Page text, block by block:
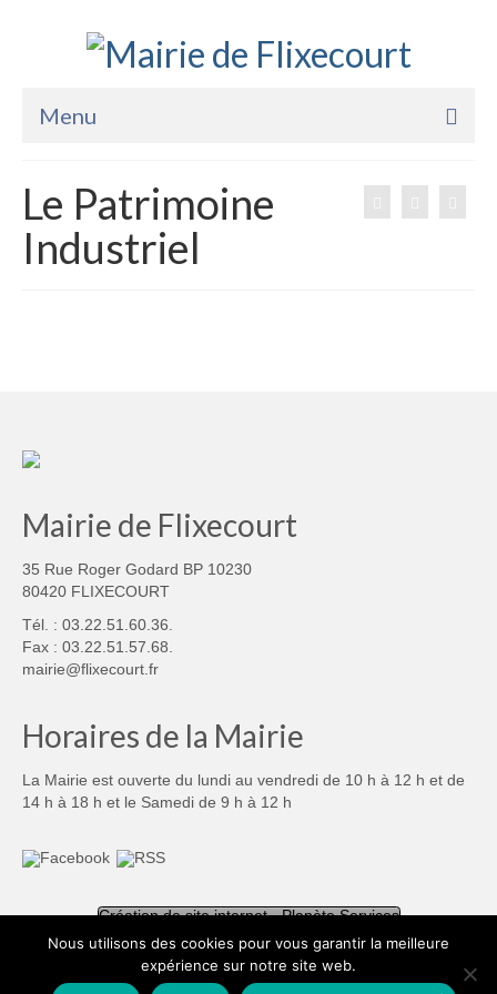
Menu
La Mairie
Vie Pratique
Le Patrimoine
Industriel
Mairie de Flixecourt
35 Rue Roger Godard BP 10230
80420 FLIXECOURT
Tél. : 03.22.51.60.36.
Fax : 03.22.51.57.68.
mairie@flixecourt.fr
Horaires de la Mairie
La Mairie est ouverte du lundi au vendredi de 10 h à 12 h et de
14 h à 18 h et le Samedi de 9 h à 12 h
Création de site internet - Planète Services
Politique de confidentialité
Nous utilisons des cookies pour vous garantir la meilleure
expérience sur notre site web.